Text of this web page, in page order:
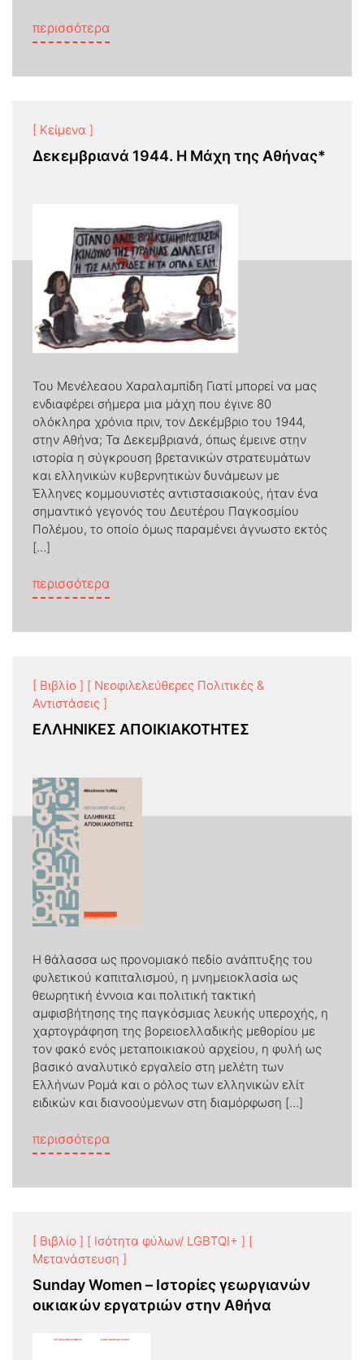
περισσότερα
[ Κείμενα ]
Δεκεμβριανά 1944. Η Μάχη της Αθήνας*
Του Μενέλεαου Χαραλαμπίδη Γιατί μπορεί να μας
ενδιαφέρει σήμερα μια μάχη που έγινε 80
ολόκληρα χρόνια πριν, τον Δεκέμβριο του 1944,
στην Αθήνα; Τα Δεκεμβριανά, όπως έμεινε στην
ιστορία η σύγκρουση βρετανικών στρατευμάτων
και ελληνικών κυβερνητικών δυνάμεων με
Έλληνες κομμουνιστές αντιστασιακούς, ήταν ένα
σημαντικό γεγονός του Δευτέρου Παγκοσμίου
Πολέμου, το οποίο όμως παραμένει άγνωστο εκτός
[…]
περισσότερα
[ Βιβλίο ] [ Νεοφιλελεύθερες Πολιτικές &
Αντιστάσεις ]
ΕΛΛΗΝΙΚΕΣ ΑΠΟΙΚΙΑΚΟΤΗΤΕΣ
Η θάλασσα ως προνομιακό πεδίο ανάπτυξης του
φυλετικού καπιταλισμού, η μνημειοκλασία ως
θεωρητική έννοια και πολιτική τακτική
αμφισβήτησης της παγκόσμιας λευκής υπεροχής, η
χαρτογράφηση της βορειοελλαδικής μεθορίου με
τον φακό ενός μεταποικιακού αρχείου, η φυλή ως
βασικό αναλυτικό εργαλείο στη μελέτη των
Ελλήνων Ρομά και ο ρόλος των ελληνικών ελίτ
ειδικών και διανοούμενων στη διαμόρφωση […]
περισσότερα
[ Βιβλίο ] [ Ισότητα φύλων/ LGBTQI+ ] [
Μετανάστευση ]
Sunday Women – Ιστορίες γεωργιανών
οικιακών εργατριών στην Αθήνα